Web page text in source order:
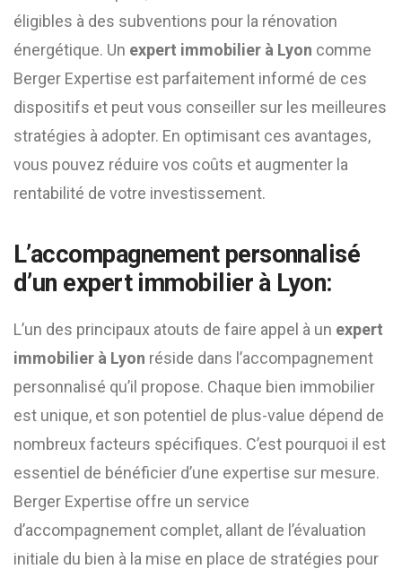
éligibles à des subventions pour la rénovation
énergétique. Un expert immobilier à Lyon comme
Berger Expertise est parfaitement informé de ces
dispositifs et peut vous conseiller sur les meilleures
stratégies à adopter. En optimisant ces avantages,
vous pouvez réduire vos coûts et augmenter la
rentabilité de votre investissement.
L’accompagnement personnalisé
d’un expert immobilier à Lyon:
L’un des principaux atouts de faire appel à un expert
immobilier à Lyon réside dans l’accompagnement
personnalisé qu’il propose. Chaque bien immobilier
est unique, et son potentiel de plus-value dépend de
nombreux facteurs spécifiques. C’est pourquoi il est
essentiel de bénéficier d’une expertise sur mesure.
Berger Expertise offre un service
d’accompagnement complet, allant de l’évaluation
initiale du bien à la mise en place de stratégies pour